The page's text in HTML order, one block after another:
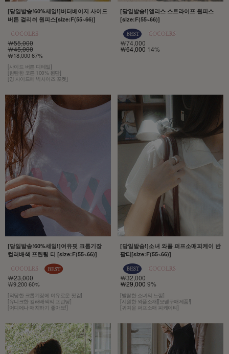
[당일발송!60%세일!]버터베이지 사이드
버튼 걸리쉬 원피스[size:F(55~66)]
￦55,000
￦45,000
￦18,000 67%
[사이드 버튼 디테일]
[탄탄한 코튼 100% 원단]
[양 사이드에 빅사이즈 포켓]
[당일발송!]앨리스 스트라이프 원피스
[size:F(55~66)]
￦74,000
￦64,000 14%
[당일발송!60%세일!]여유핏 크롭기장
컬러배색 프린팅 티 [size:F(55~66)]
￦23,000
￦9,200 60%
[적당한 크롭기장에 여유로운 핏감]
[유니크한 컬러배색의 프린팅]
[어디에나 매치하기 좋아요!]
[당일발송!]소녀 와플 퍼프소매피케이 반
팔티[size:F(55~66)]
￦32,000
￦29,000 9%
[발랄한 소녀의 느낌]
[시원한 와플소재][모델구매제품!]
[귀여운 퍼프소매 피케이티]